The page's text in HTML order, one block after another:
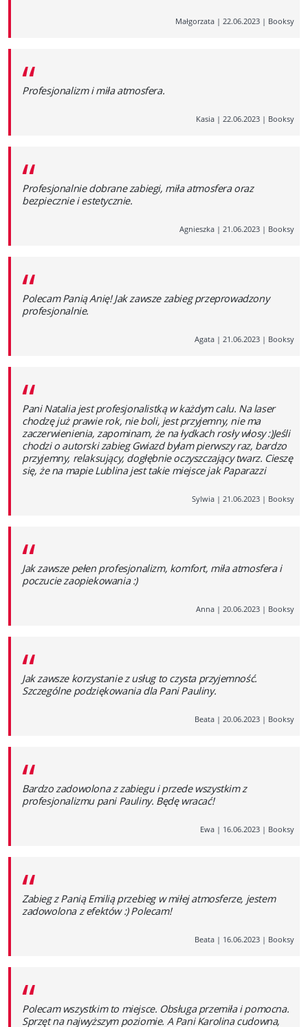
Małgorzata | 22.06.2023 | Booksy
“
Profesjonalizm i miła atmosfera.
Kasia | 22.06.2023 | Booksy
“
Profesjonalnie dobrane zabiegi, miła atmosfera oraz
bezpiecznie i estetycznie.
Agnieszka | 21.06.2023 | Booksy
“
Polecam Panią Anię! Jak zawsze zabieg przeprowadzony
profesjonalnie.
Agata | 21.06.2023 | Booksy
“
Pani Natalia jest profesjonalistką w każdym calu. Na laser
chodzę już prawie rok, nie boli, jest przyjemny, nie ma
zaczerwienienia, zapominam, że na łydkach rosły włosy :)Jeśli
chodzi o autorski zabieg Gwiazd byłam pierwszy raz, bardzo
przyjemny, relaksujący, dogłębnie oczyszczający twarz. Cieszę
się, że na mapie Lublina jest takie miejsce jak Paparazzi
Sylwia | 21.06.2023 | Booksy
“
Jak zawsze pełen profesjonalizm, komfort, miła atmosfera i
poczucie zaopiekowania :)
Anna | 20.06.2023 | Booksy
“
Jak zawsze korzystanie z usług to czysta przyjemność.
Szczególne podziękowania dla Pani Pauliny.
Beata | 20.06.2023 | Booksy
“
Bardzo zadowolona z zabiegu i przede wszystkim z
profesjonalizmu pani Pauliny. Będę wracać!
Ewa | 16.06.2023 | Booksy
“
Zabieg z Panią Emilią przebieg w miłej atmosferze, jestem
zadowolona z efektów :) Polecam!
Beata | 16.06.2023 | Booksy
“
Polecam wszystkim to miejsce. Obsługa przemiła i pomocna.
Sprzęt na najwyższym poziomie. A Pani Karolina cudowna,